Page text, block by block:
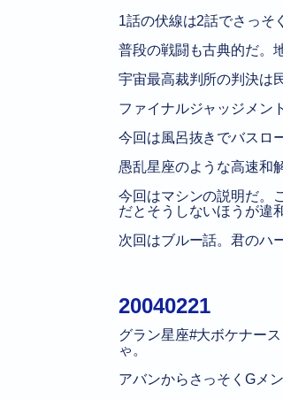
1話の伏線は2話でさっそ
普段の戦闘も古典的だ。
宇宙最高裁判所の判決は
ファイナルジャッジメン
今回は風呂抜きでバスロ
愚乱星座のような高速和
今回はマシンの説明だ。
だとそうしないほうが違
次回はブルー話。君のハ
20040221
グラン星座#大ボケナー
ゃ。
アバンからさっそくGメ